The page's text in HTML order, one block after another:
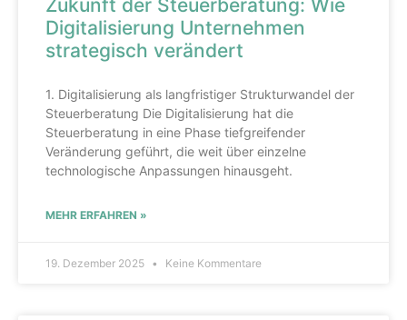
Zukunft der Steuerberatung: Wie
Digitalisierung Unternehmen
strategisch verändert
1. Digitalisierung als langfristiger Strukturwandel der
Steuerberatung Die Digitalisierung hat die
Steuerberatung in eine Phase tiefgreifender
Veränderung geführt, die weit über einzelne
technologische Anpassungen hinausgeht.
MEHR ERFAHREN »
19. Dezember 2025 Keine Kommentare